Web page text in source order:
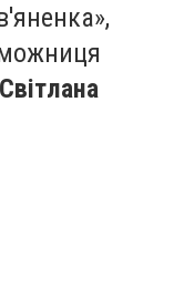
Світлана